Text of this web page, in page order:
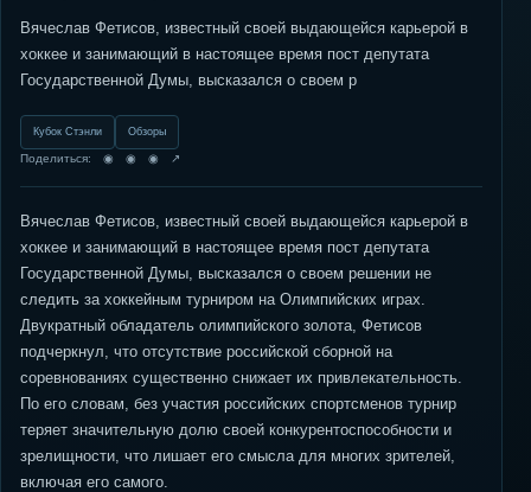
Вячеслав Фетисов, известный своей выдающейся карьерой в
хоккее и занимающий в настоящее время пост депутата
Государственной Думы, высказался о своем р
Кубок Стэнли Обзоры
Поделиться: ◉ ◉ ◉ ↗
Вячеслав Фетисов, известный своей выдающейся карьерой в
хоккее и занимающий в настоящее время пост депутата
Государственной Думы, высказался о своем решении не
следить за хоккейным турниром на Олимпийских играх.
Двукратный обладатель олимпийского золота, Фетисов
подчеркнул, что отсутствие российской сборной на
соревнованиях существенно снижает их привлекательность.
По его словам, без участия российских спортсменов турнир
теряет значительную долю своей конкурентоспособности и
зрелищности, что лишает его смысла для многих зрителей,
включая его самого.